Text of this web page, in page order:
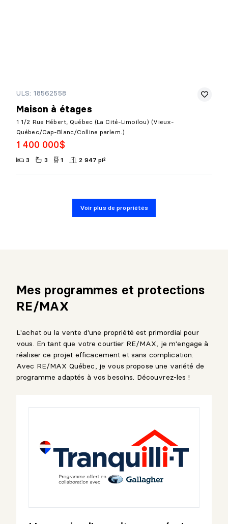
ULS: 18562558
Maison à étages
1 1/2 Rue Hébert, Québec (La Cité-Limoilou) (Vieux-
Québec/Cap-Blanc/Colline parlem.)
1 400 000$
3 3 1 2 947 pi²
Voir plus de propriétés
Mes programmes et protections
RE/MAX
L'achat ou la vente d'une propriété est primordial pour
vous. En tant que votre courtier RE/MAX, je m'engage à
réaliser ce projet efficacement et sans complication.
Avec RE/MAX Québec, je vous propose une variété de
programme adaptés à vos besoins. Découvrez-les !